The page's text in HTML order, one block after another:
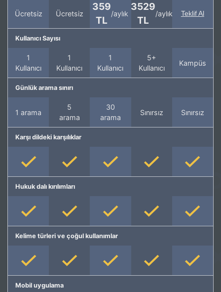
Ücretsiz Ücretsiz
359
TL
/aylık
3529
TL
/aylık Teklif Al
Kullanıcı Sayısı
1
Kullanıcı
1
Kullanıcı
1
Kullanıcı
5+
Kullanıcı
Kampüs
Günlük arama sınırı
1 arama
5
arama
30
arama
Sınırsız Sınırsız
Karşı dildeki karşılıklar
Hukuk dalı kırılımları
Kelime türleri ve çoğul kullanımlar
Mobil uygulama